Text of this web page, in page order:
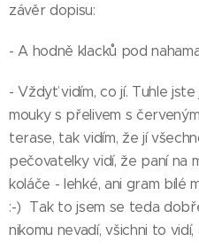
závěr dopisu:
- A hodně klacků pod
- Vždyť vidím, co jí. Tuhle
mouky s přelivem s
terase, tak vidím, že jí
pečovatelky vidí, že paní na
koláče - lehké, ani gram bílé
:-) Tak to jsem se teda
nikomu nevadí, všichni to vidí,